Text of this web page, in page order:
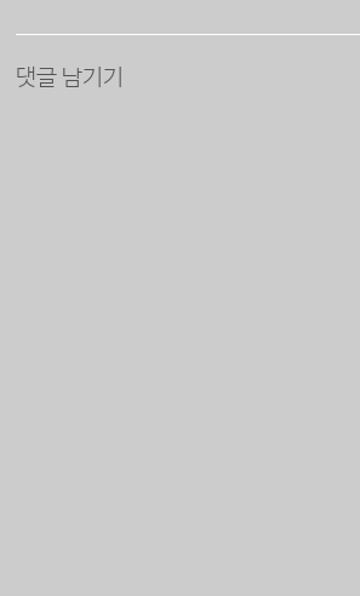
댓글 남기기